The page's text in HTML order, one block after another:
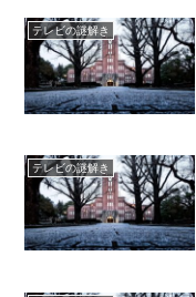
テレビの謎解き
テレビの謎解き